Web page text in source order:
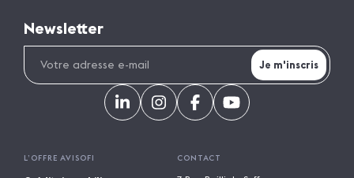
Newsletter
L’OFFRE AVISOFI CONTACT